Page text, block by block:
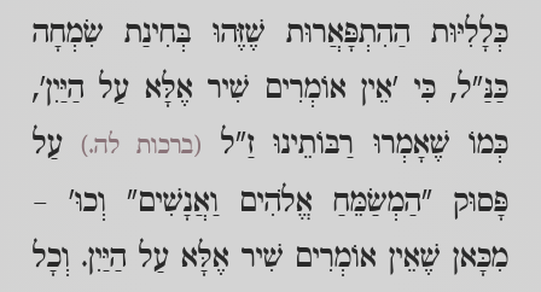
כְּלָלִיּוּת הַהִתְפָּאֲרוּת שֶׁזֶּהוּ בְּחִינַת שִׂמְחָה
כַּנַּ"ל, כִּי 'אֵין אוֹמְרִים שִׁיר אֶלָּא עַל הַיַּיִן',
כְּמוֹ שֶׁאָמְרוּ רַבּוֹתֵינוּ זַ"ל
(ברכות לה.) עַל
פָּסוּק "הַמְשַׂמֵּחַ אֱלֹהִים וַאֲנָשִׁים" וְכוּ' –
מִכָּאן שֶׁאֵין אוֹמְרִים שִׁיר אֶלָּא עַל הַיַּיִן. וְכָל